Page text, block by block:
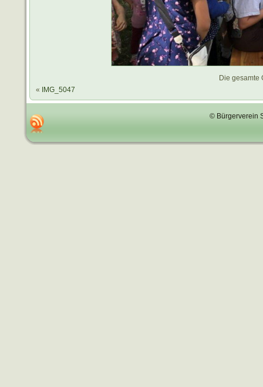
Die gesamte
«
IMG_5047
© Bürgerverein